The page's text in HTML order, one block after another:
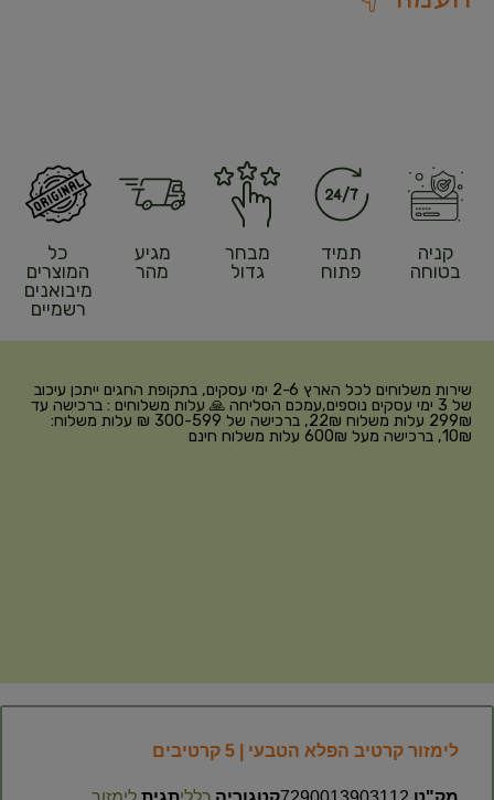
קניה
בטוחה
תמיד
פתוח
מבחר
גדול
מגיע
מהר
כל
המוצרים
מיבואנים
רשמיים
שירות משלוחים לכל הארץ 2-6 ימי עסקים, בתקופת החגים ייתכן עיכוב
של 3 ימי עסקים נוספים,עמכם הסליחה 🙏 עלות משלוחים : ברכישה עד
299₪ עלות משלוח 22₪, ברכישה של 300-599 ₪ עלות משלוח:
10₪, ברכישה מעל 600₪ עלות משלוח חינם
לימזור קרטיב הפלא הטבעי | 5 קרטיבים